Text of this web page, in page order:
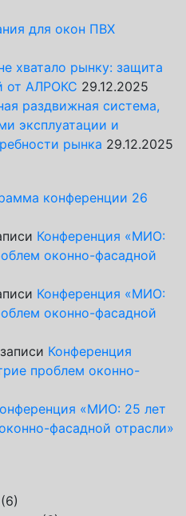
для окон ПВХ
хватало рынку: защита
от АЛРОКС 29.12.2025
раздвижная система,
эксплуатации и
рынка 29.12.2025
конференции 26
Конференция «МИО:
оконно-фасадной
Конференция «МИО:
оконно-фасадной
Конференция
проблем оконно-
«МИО: 25 лет
фасадной отрасли»
(6)